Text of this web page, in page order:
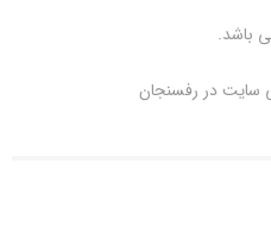
باشد.
سایت در رفسنجان